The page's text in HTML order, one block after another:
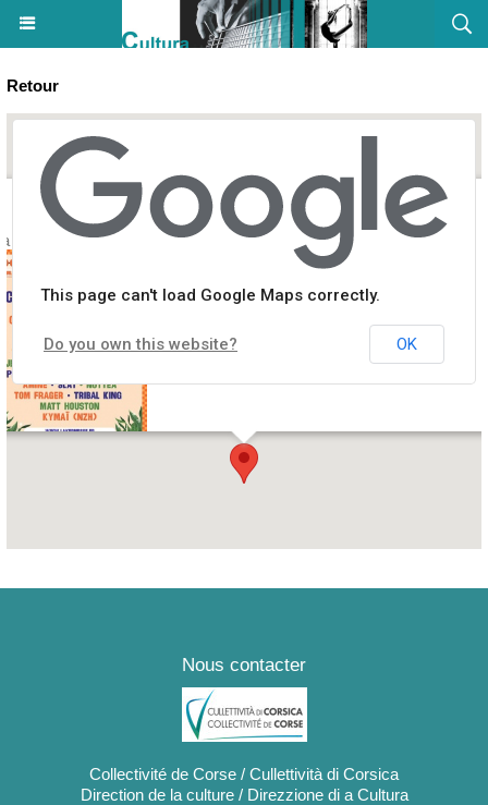
Retour
Kermesse festival - Théâtre de verdure du Casone - Aiacciu
de verdure du Casone, Place d'Austerlitz, cours Général
This page can't load Google Maps correctly.
Do you own this website? OK
Nous contacter
Collectivité de Corse / Cullettività di Corsica
Direction de la culture / Direzzione di a Cultura